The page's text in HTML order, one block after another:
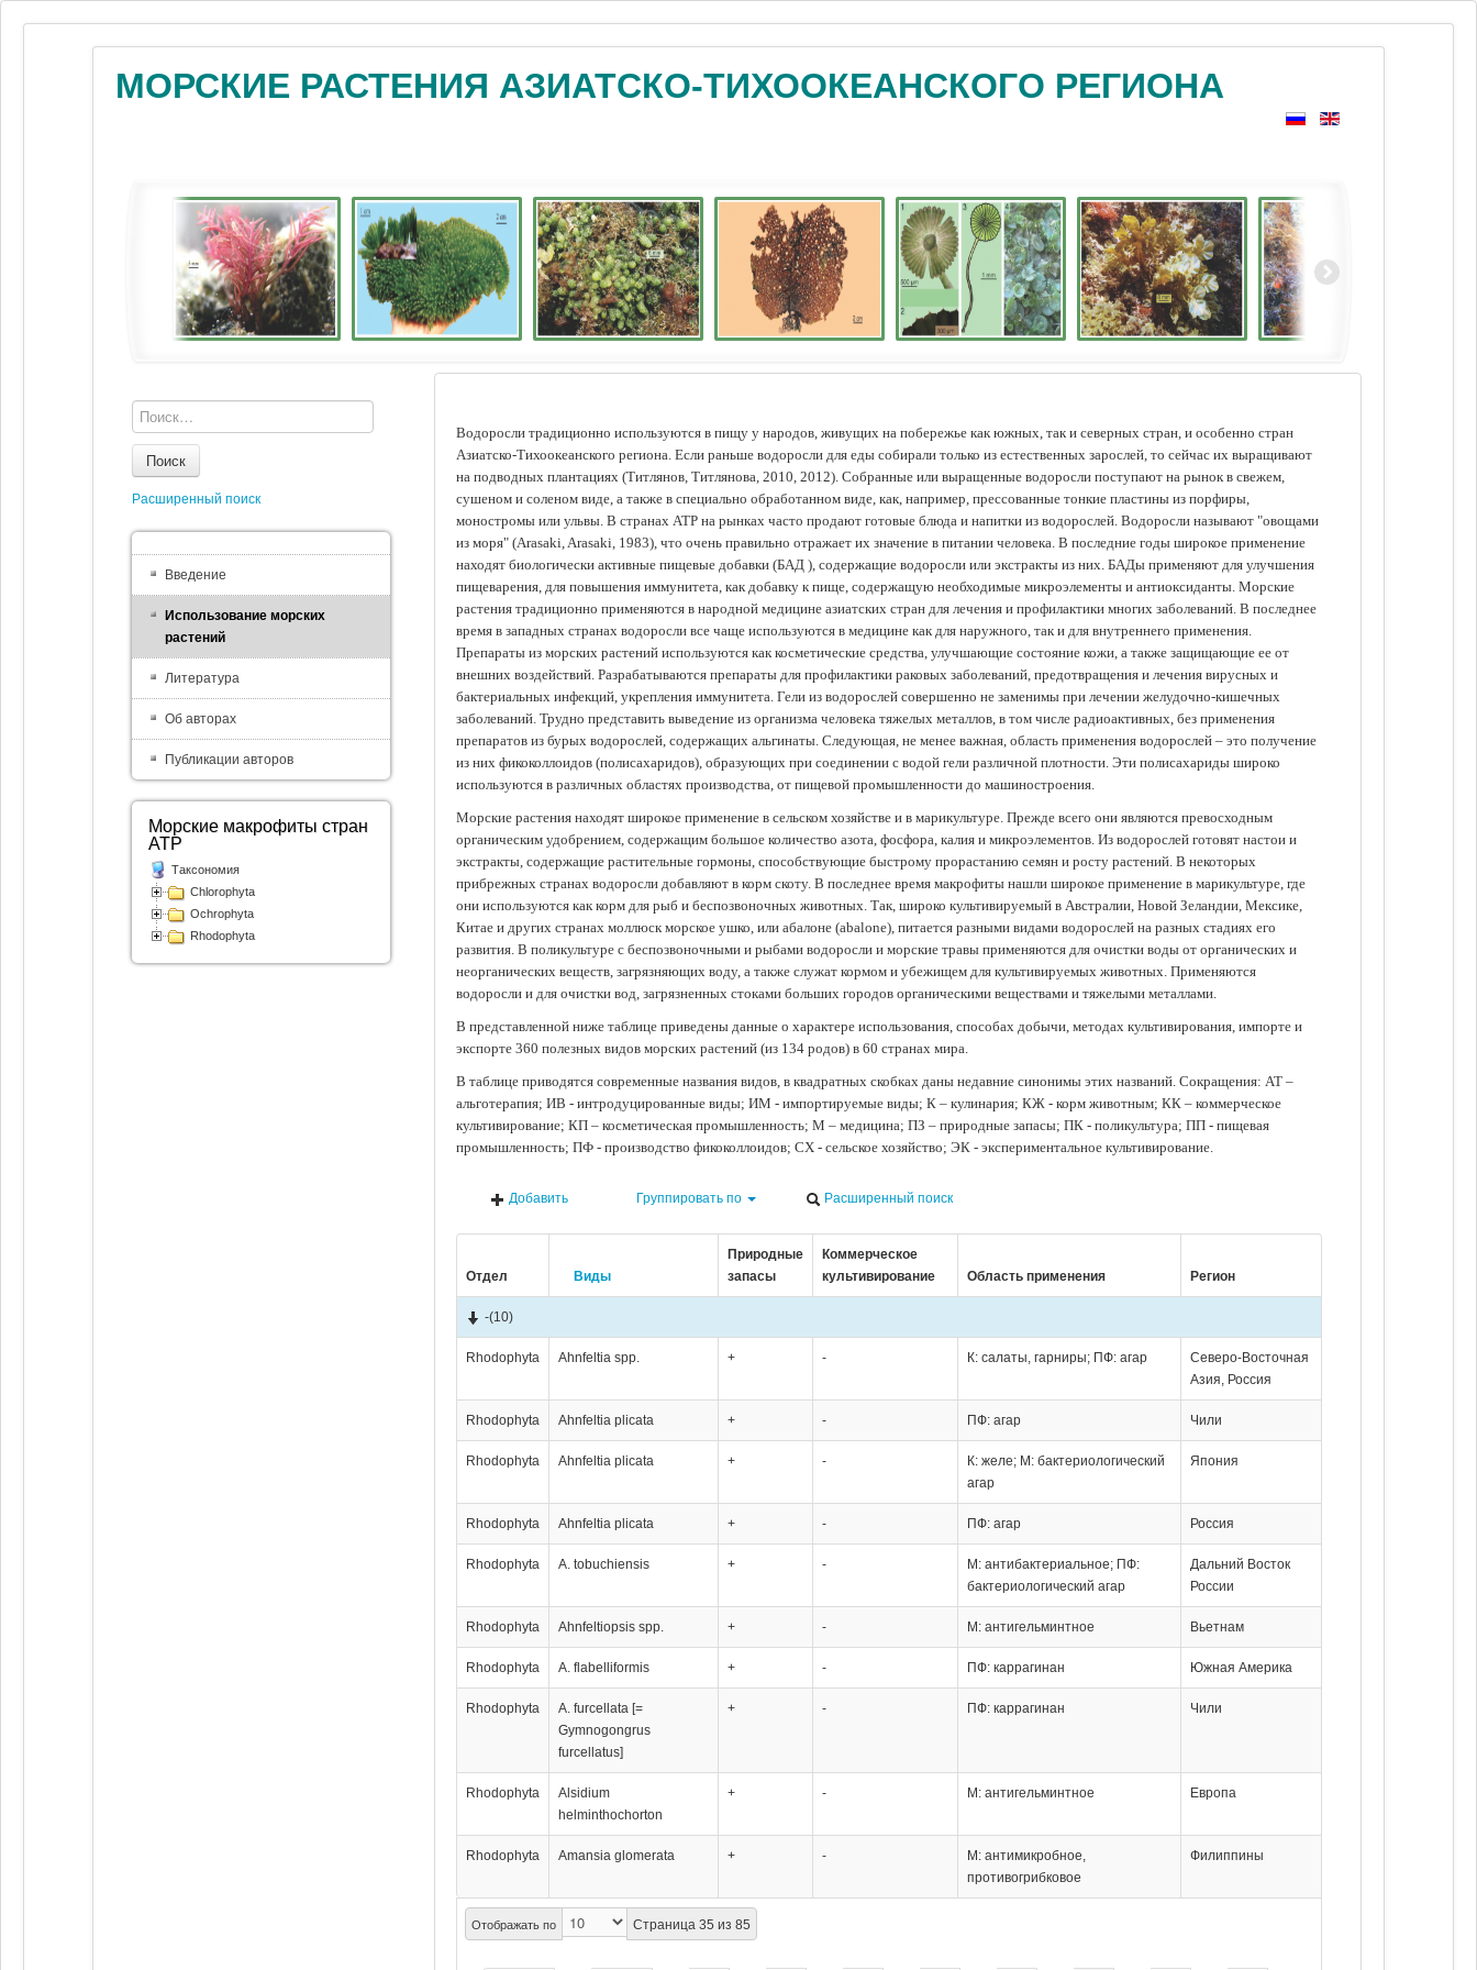
МОРСКИЕ РАСТЕНИЯ АЗИАТСКО-ТИХООКЕАНСКОГО РЕГИОНА
Водоросли традиционно используются в пищу у народов, живущих на побережье как южных, так и северных стран, и особенно стран
Азиатско-Тихоокеанского региона. Если раньше водоросли для еды собирали только из естественных зарослей, то сейчас их выращивают
на подводных плантациях (Tитлянов, Титлянова, 2010, 2012). Собранные или выращенные водоросли поступают на рынок в свежем,
сушеном и соленом виде, а также в специально обработанном виде, как, например, прессованные тонкие пластины из порфиры,
моностромы или ульвы. В странах АТР на рынках часто продают готовые блюда и напитки из водорослей. Водоросли называют "овощами
из моря" (Arasaki, Arasaki, 1983), что очень правильно отражает их значение в питании человека. В последние годы широкое применение
находят биологически активные пищевые добавки (БАД ), содержащие водоросли или экстракты из них. БАДы применяют для улучшения
пищеварения, для повышения иммунитета, как добавку к пище, содержащую необходимые микроэлементы и антиоксиданты. Морские
растения традиционно применяются в народной медицине азиатских стран для лечения и профилактики многих заболеваний. В последнее
время в западных странах водоросли все чаще используются в медицине как для наружного, так и для внутреннего применения.
Препараты из морских растений используются как косметические средства, улучшающие состояние кожи, а также защищающие ее от
внешних воздействий. Разрабатываются препараты для профилактики раковых заболеваний, предотвращения и лечения вирусных и
бактериальных инфекций, укрепления иммунитета. Гели из водорослей совершенно не заменимы при лечении желудочно-кишечных
заболеваний. Трудно представить выведение из организма человека тяжелых металлов, в том числе радиоактивных, без применения
препаратов из бурых водорослей, содержащих альгинаты. Следующая, не менее важная, область применения водорослей – это получение
из них фикоколлоидов (полисахаридов), образующих при соединении с водой гели различной плотности. Эти полисахариды широко
используются в различных областях производства, от пищевой промышленности до машиностроения.
Морские растения находят широкое применение в сельском хозяйстве и в марикультуре. Прежде всего они являются превосходным
органическим удобрением, содержащим большое количество азота, фосфора, калия и микроэлементов. Из водорослей готовят настои и
экстракты, содержащие растительные гормоны, способствующие быстрому прорастанию семян и росту растений. В некоторых
прибрежных странах водоросли добавляют в корм скоту. В последнее время макрофиты нашли широкое применение в марикультуре, где
они используются как корм для рыб и беспозвоночных животных. Так, широко культивируемый в Австралии, Новой Зеландии, Мексике,
Китае и других странах моллюск морское ушко, или абалоне (abalone), питается разными видами водорослей на разных стадиях его
развития. В поликультуре с беспозвоночными и рыбами водоросли и морские травы применяются для очистки воды от органических и
неорганических веществ, загрязняющих воду, а также служат кормом и убежищем для культивируемых животных. Применяются
водоросли и для очистки вод, загрязненных стоками больших городов органическими веществами и тяжелыми металлами.
В представленной ниже таблице приведены данные о характере использования, способах добычи, методах культивирования, импорте и
экспорте 360 полезных видов морских растений (из 134 родов) в 60 странах мира.
В таблице приводятся современные названия видов, в квадратных скобках даны недавние синонимы этих названий. Сокращения: АТ –
альготерапия; ИВ - интродуцированные виды; ИМ - импортируемые виды; К – кулинария; КЖ - корм животным; КК – коммерческое
культивирование; КП – косметическая промышленность; М – медицина; ПЗ – природные запасы; ПК - поликультура; ПП - пищевая
промышленность; ПФ - производство фикоколлоидов; СХ - сельское хозяйство; ЭК - экспериментальное культивирование.
Добавить Группировать по Расширенный поиск
Отдел Виды
Природные
запасы
Коммерческое
культивирование
Область применения Регион
Отображать по Страница 35 из 85
-(10)
Rhodophyta Ahnfeltia spp. + - К: салаты, гарниры; ПФ: агар
Северо-Восточная
Азия, Россия
Rhodophyta Ahnfeltia plicata + - ПФ: агар Чили
Rhodophyta Ahnfeltia plicata + -
К: желе; М: бактериологический
агар
Япония
Rhodophyta Ahnfeltia plicata + - ПФ: агар Россия
Rhodophyta A. tobuchiensis + -
М: антибактериальное; ПФ:
бактериологический агар
Дальний Восток
России
Rhodophyta Ahnfeltiopsis spp. + - М: антигельминтное Вьетнам
Rhodophyta A. flabelliformis + - ПФ: каррагинан Южная Америка
Rhodophyta
A. furcellata [=
Gymnogongrus
furcellatus]
+ - ПФ: каррагинан Чили
Rhodophyta
Alsidium
helminthochorton
+ - М: антигельминтное Европа
Rhodophyta Amansia glomerata + -
М: антимикробное,
противогрибковое
Филиппины
Поиск
Расширенный поиск
Введение
Использование морских
растений
Литература
Об авторах
Публикации авторов
Морские макрофиты стран
АТР
Таксономия
Chlorophyta
Ochrophyta
Rhodophyta